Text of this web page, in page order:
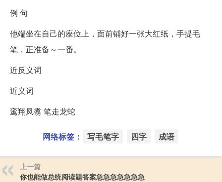
例 句
他端坐在自己的座位上，面前铺好一张大红纸，手提毛
笔，正准备～一番。
近反义词
近义词
鸾翔凤翥 笔走龙蛇
网络标签： 写毛笔字 四字 成语
上一篇
你也能做总统阅读题答案急急急急急急急